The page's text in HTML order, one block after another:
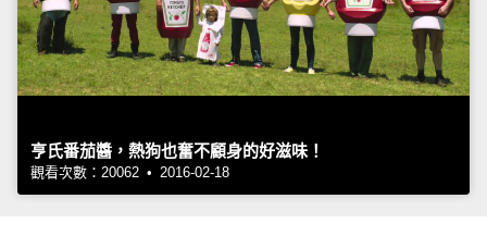
亨氏番茄醬，熱狗也奮不顧身的好滋味！
觀看次數：20062 • 2016-02-18